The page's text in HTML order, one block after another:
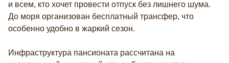
и всем, кто хочет провести отпуск без лишнего шума.
До моря организован бесплатный трансфер, что
особенно удобно в жаркий сезон.
Инфраструктура пансионата рассчитана на